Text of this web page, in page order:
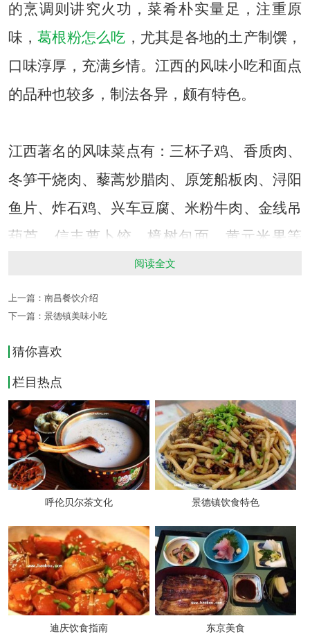
的烹调则讲究火功，菜肴朴实量足，注重原
味，葛根粉怎么吃 ，尤其是各地的土产制馔，
口味淳厚，充满乡情。江西的风味小吃和面点
的品种也较多，制法各异，颇有特色。
江西著名的风味菜点有：三杯子鸡、香质肉、
冬笋干烧肉、藜蒿炒腊肉、原笼船板肉、浔阳
鱼片、炸石鸡、兴车豆腐、米粉牛肉、金线吊
葫芦、信丰萝卜饺、樟树包面、黄元米果等
本文标签：
阅读全文
上一篇： 南昌餐饮介绍
下一篇： 景德镇美味小吃
猜你喜欢
栏目热点
呼伦贝尔茶文化 景德镇饮食特色
迪庆饮食指南 东京美食